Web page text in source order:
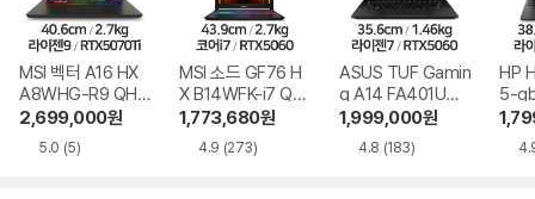
MSI 벡터 A16 HX
A8WHG-R9 QHD
+
2,699,000원
5.0 (5)
MSI 소드 GF76 H
X B14WFK-i7 QH
D
1,773,680원
4.9 (273)
ASUS TUF Gamin
g A14 FA401UM-
RG007
1,999,000원
4.8 (183)
HP
5-